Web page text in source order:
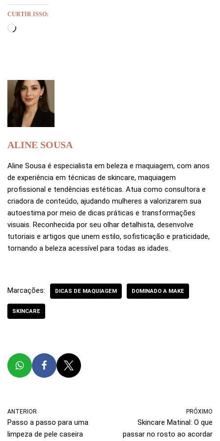
CURTIR ISSO:
ALINE SOUSA
Aline Sousa é especialista em beleza e maquiagem, com anos
de experiência em técnicas de skincare, maquiagem
profissional e tendências estéticas. Atua como consultora e
criadora de conteúdo, ajudando mulheres a valorizarem sua
autoestima por meio de dicas práticas e transformações
visuais. Reconhecida por seu olhar detalhista, desenvolve
tutoriais e artigos que unem estilo, sofisticação e praticidade,
tornando a beleza acessível para todas as idades.
Marcações: DICAS DE MAQUIAGEM DOMINADO A MAKE
SKINCARE
ANTERIOR
Passo a passo para uma
limpeza de pele caseira
PRÓXIMO
Skincare Matinal: O que
passar no rosto ao acordar